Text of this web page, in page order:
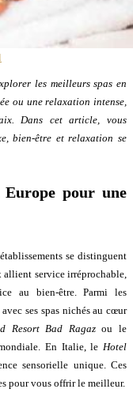
les meilleurs spas en
ou une relaxation intense,
Dans cet article, vous
bien-être et relaxation se
pour une
se distinguent
service irréprochable,
au bien-être. Parmi les
ses spas nichés au cœur
Resort Bad Ragazou le
En Italie, le Hotel
sensorielle unique. Ces
pour vous offrir le meilleur.